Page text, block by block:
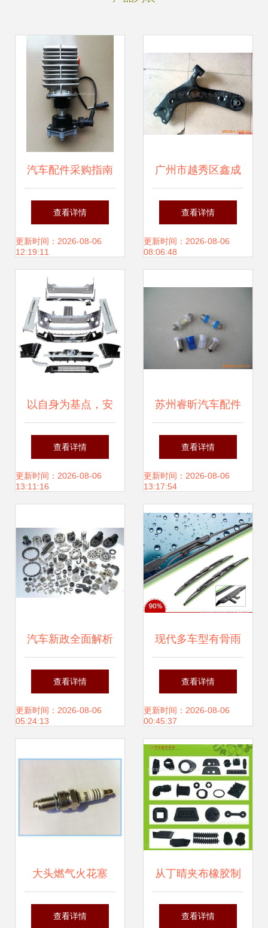
汽车配件采购指南
通用冷凝器、干燥
管路排水阀及配件
选购全解析
查看详情
更新时间：2026-08-06
12:19:11
广州市越秀区鑫成
汽车配件经营部 专
业汽车配件服务的
查看详情
更新时间：2026-08-06
08:06:48
以自身为基点，安
堡汽车配件为行业
发展探寻无限可能
查看详情
更新时间：2026-08-06
13:11:16
苏州睿昕汽车配件
专业雾灯产品系
列，为您的行车安
全保驾护航
查看详情
更新时间：2026-08-06
13:17:54
汽车新政全面解析
聚焦汽车配件市
场，这些变化与你
查看详情
更新时间：2026-08-06
05:24:13
现代多车型有骨雨
刷配件选购指南 价
格、厂家与图片详
解
查看详情
更新时间：2026-08-06
00:45:37
大头燃气火花塞
BP6REY 性能解析
查看详情
从丁晴夹布橡胶制
品到汽车配件 工业
查看详情